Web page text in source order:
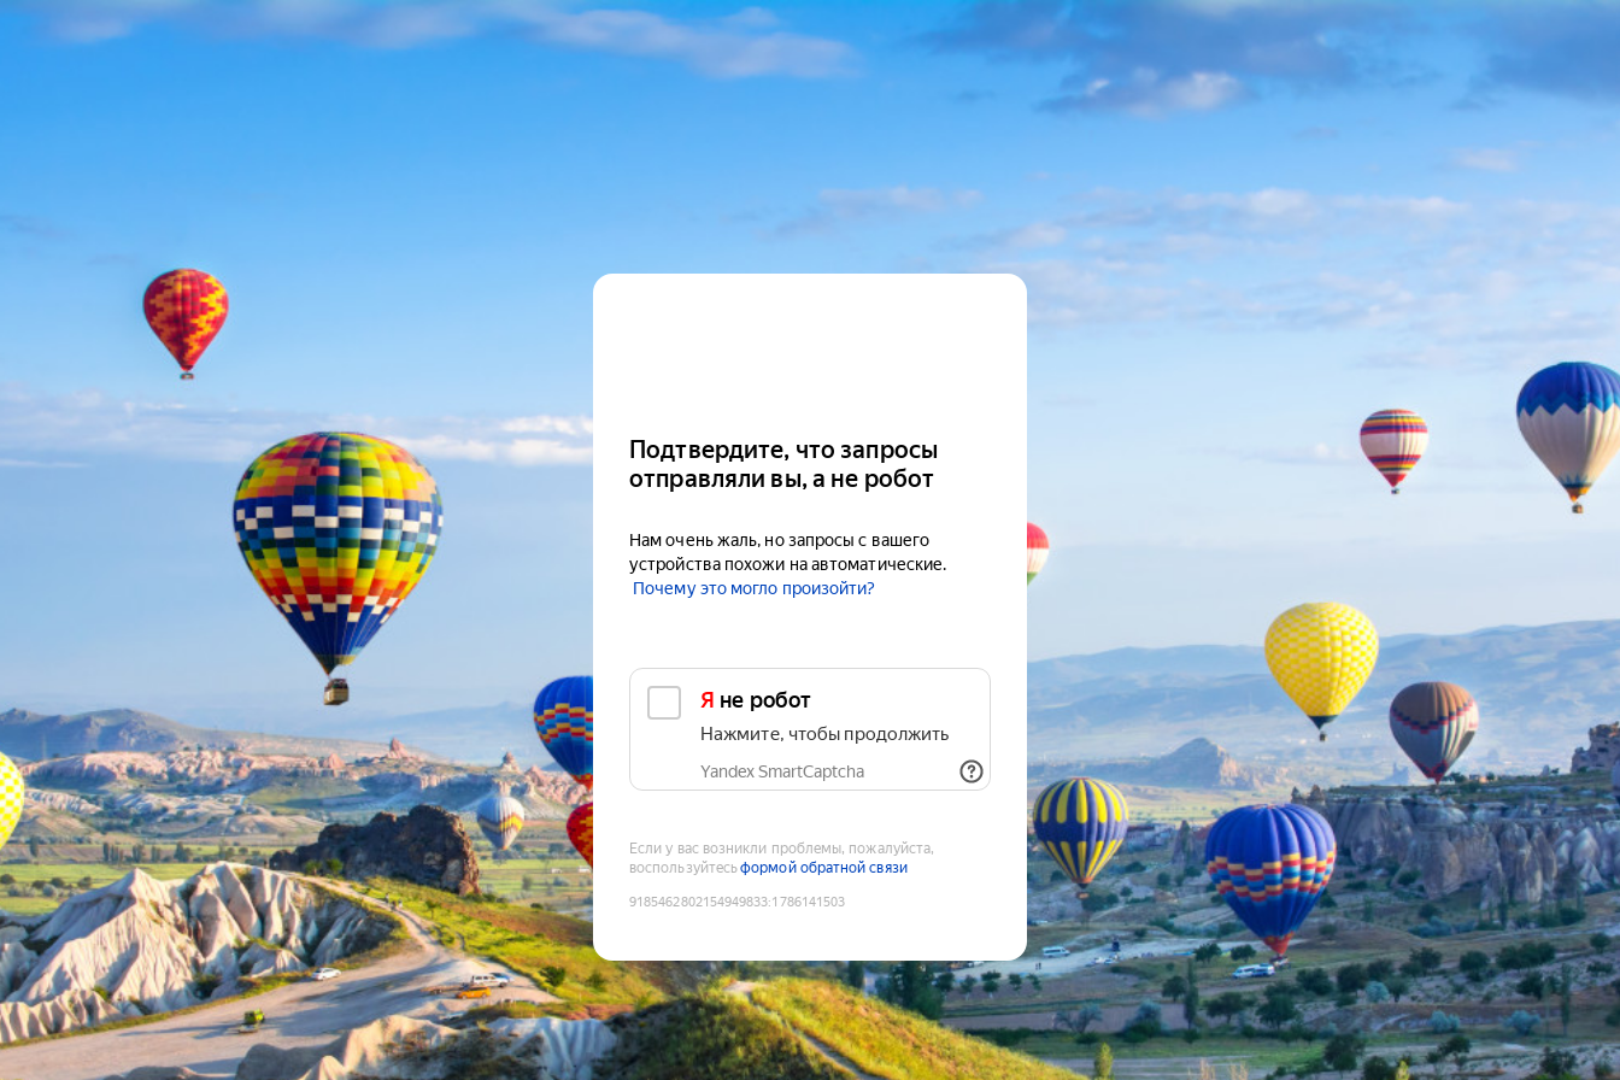
Подтвердите, что запросы
отправляли вы, а не робот
Нам очень жаль, но запросы с вашего
устройства похожи на автоматические.
Почему это могло произойти?
Я не робот
Нажмите, чтобы продолжить
Yandex SmartCaptcha
Если у вас возникли проблемы, пожалуйста,
воспользуйтесьформой обратной связи
9185462802154949833:1786141503